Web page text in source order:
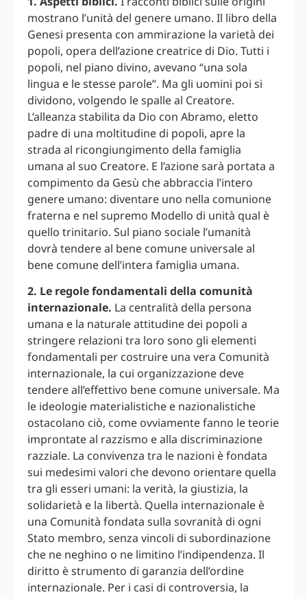
mostrano l’unità del genere umano. Il libro della
Genesi presenta con ammirazione la varietà dei
popoli, opera dell’azione creatrice di Dio. Tutti i
popoli, nel piano divino, avevano “una sola
lingua e le stesse parole”. Ma gli uomini poi si
dividono, volgendo le spalle al Creatore.
L’alleanza stabilita da Dio con Abramo, eletto
padre di una moltitudine di popoli, apre la
strada al ricongiungimento della famiglia
umana al suo Creatore. E l’azione sarà portata a
compimento da Gesù che abbraccia l’intero
genere umano: diventare uno nella comunione
fraterna e nel supremo Modello di unità qual è
quello trinitario. Sul piano sociale l’umanità
dovrà tendere al bene comune universale al
bene comune dell’intera famiglia umana.
2. Le regole fondamentali della comunità
internazionale. La centralità della persona
umana e la naturale attitudine dei popoli a
stringere relazioni tra loro sono gli elementi
fondamentali per costruire una vera Comunità
internazionale, la cui organizzazione deve
tendere all’effettivo bene comune universale. Ma
le ideologie materialistiche e nazionalistiche
ostacolano ciò, come ovviamente fanno le teorie
improntate al razzismo e alla discriminazione
razziale. La convivenza tra le nazioni è fondata
sui medesimi valori che devono orientare quella
tra gli esseri umani: la verità, la giustizia, la
solidarietà e la libertà. Quella internazionale è
una Comunità fondata sulla sovranità di ogni
Stato membro, senza vincoli di subordinazione
che ne neghino o ne limitino l’indipendenza. Il
diritto è strumento di garanzia dell’ordine
internazionale. Per i casi di controversia, la